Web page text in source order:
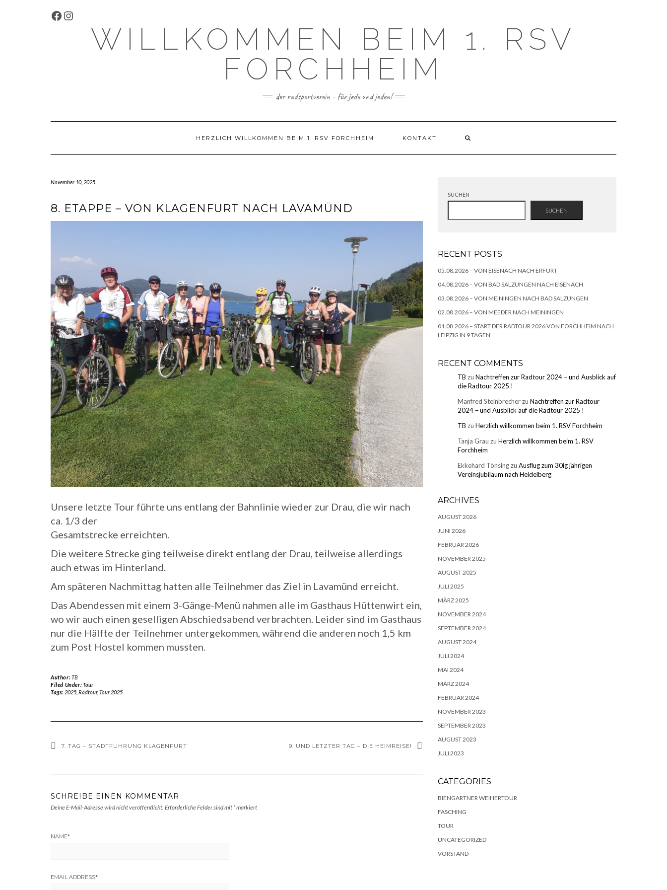
FACEBOOK
INSTAGRAM
WILLKOMMEN BEIM 1. RSV
FORCHHEIM
der radsportverein - für jede und jeden!
HERZLICH WILLKOMMEN BEIM 1. RSV FORCHHEIM KONTAKT
November 10, 2025
8. ETAPPE – VON KLAGENFURT NACH LAVAMÜND
Unsere letzte Tour führte uns entlang der Bahnlinie wieder zur Drau, die wir nach
ca. 1/3 der
Gesamtstrecke erreichten.
Die weitere Strecke ging teilweise direkt entlang der Drau, teilweise allerdings
auch etwas im Hinterland.
Am späteren Nachmittag hatten alle Teilnehmer das Ziel in Lavamünd erreicht.
Das Abendessen mit einem 3-Gänge-Menü nahmen alle im Gasthaus Hüttenwirt ein,
wo wir auch einen geselligen Abschiedsabend verbrachten. Leider sind im Gasthaus
nur die Hälfte der Teilnehmer untergekommen, während die anderen noch 1,5 km
zum Post Hostel kommen mussten.
Author:TB
Filed Under:Tour
Tags: 2025, Radtour, Tour 2025
7. TAG – STADTFÜHRUNG KLAGENFURT 9. UND LETZTER TAG – DIE HEIMREISE!
SCHREIBE EINEN KOMMENTAR
Deine E-Mail-Adresse wird nicht veröffentlicht. Erforderliche Felder sind mit *markiert
NAME*
EMAIL ADDRESS*
SUCHEN
SUCHEN
RECENT POSTS
05.08.2026 – VON EISENACH NACH ERFURT
04.08.2026 – VON BAD SALZUNGEN NACH EISENACH
03.08.2026 – VON MEININGEN NACH BAD SALZUNGEN
02.08.2026 – VON MEEDER NACH MEININGEN
01.08.2026 – START DER RADTOUR 2026 VON FORCHHEIM NACH
LEIPZIG IN 9 TAGEN
RECENT COMMENTS
TB zu Nachtreffen zur Radtour 2024 – und Ausblick auf
die Radtour 2025 !
Manfred Steinbrecherzu Nachtreffen zur Radtour
2024 – und Ausblick auf die Radtour 2025 !
TB zu Herzlich willkommen beim 1. RSV Forchheim
Tanja Grau zu Herzlich willkommen beim 1. RSV
Forchheim
Ekkehard Tönsingzu Ausflug zum 30ig jährigen
Vereinsjubiläum nach Heidelberg
ARCHIVES
AUGUST 2026
JUNI 2026
FEBRUAR 2026
NOVEMBER 2025
AUGUST 2025
JULI 2025
MÄRZ 2025
NOVEMBER 2024
SEPTEMBER 2024
AUGUST 2024
JULI 2024
MAI 2024
MÄRZ 2024
FEBRUAR 2024
NOVEMBER 2023
SEPTEMBER 2023
AUGUST 2023
JULI 2023
CATEGORIES
BIENGARTNER WEIHERTOUR
FASCHING
TOUR
UNCATEGORIZED
VORSTAND